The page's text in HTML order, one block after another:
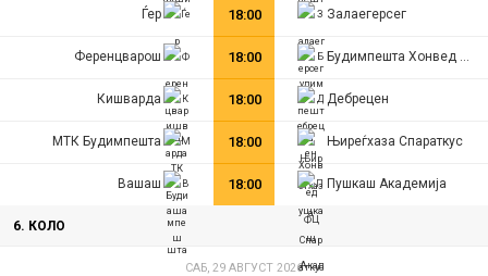
Ѓер 18:00 Залаегерсег
Ференцварош 18:00 Будимпешта Хонвед ФЦ
Кишварда 18:00 Дебрецен
МТК Будимпешта 18:00 Њиреѓхаза Спараткус
Вашаш 18:00 Пушкаш Академија
6. КОЛО
САБ, 29 АВГУСТ 2026